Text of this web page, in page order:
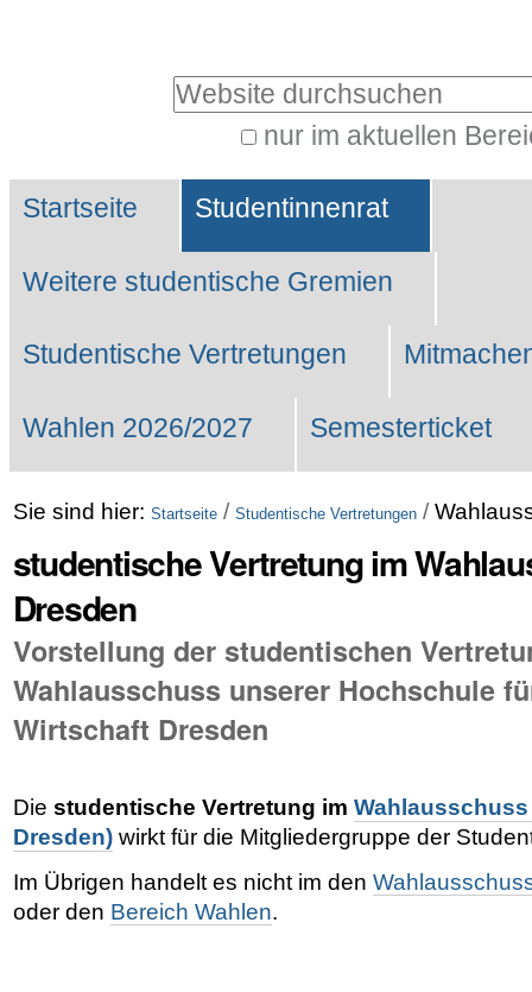
Website durchsuchen
nur im aktuellen
Suche…
Sektionen
Startseite Studentinnenrat
Weitere studentische Gremien
Studentische Vertretungen
Wahlen 2026/2027 Semesterticket
Sie sind hier: Startseite / Studentische Vertretungen /
studentische Vertretung im
Dresden
Vorstellung der studentischen
Wahlausschuss unserer Hochschule
Wirtschaft Dresden
Die studentische Vertretung im
Dresden)wirkt für die Mitgliedergruppe der
Im Übrigen handelt es nicht im den
oder den Bereich Wahlen.